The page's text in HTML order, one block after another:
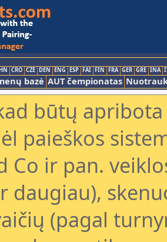
CRO CZE DEN ENG ESP FAI FIN FRA GER GRE INA
bazė AUT čempionatas
būtų
paieškos
Co ir pan.
daugiau),
(pagal